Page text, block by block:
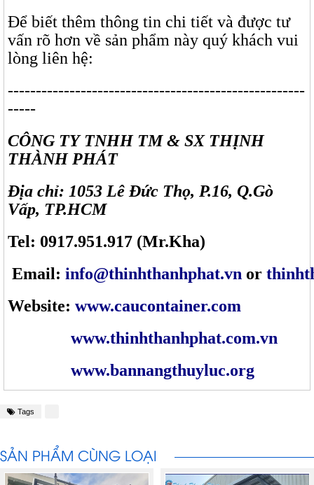
Để biết thêm thông tin chi tiết và được tư
vấn rõ hơn về sản phẩm này quý khách vui
lòng liên hệ:
-----------------------------------------------------
-----
CÔNG TY TNHH TM & SX THỊNH
THÀNH PHÁT
Địa chỉ: 1053 Lê Đức Thọ, P.16, Q.Gò
Vấp, TP.HCM
Tel: 0917.951.917 (Mr.Kha)
Email: info@thinhthanhphat.vn or
Website: www.caucontainer.com
www.thinhthanhphat.com.vn
www.bannangthuyluc.org
Tags
SẢN PHẨM CÙNG LOẠI